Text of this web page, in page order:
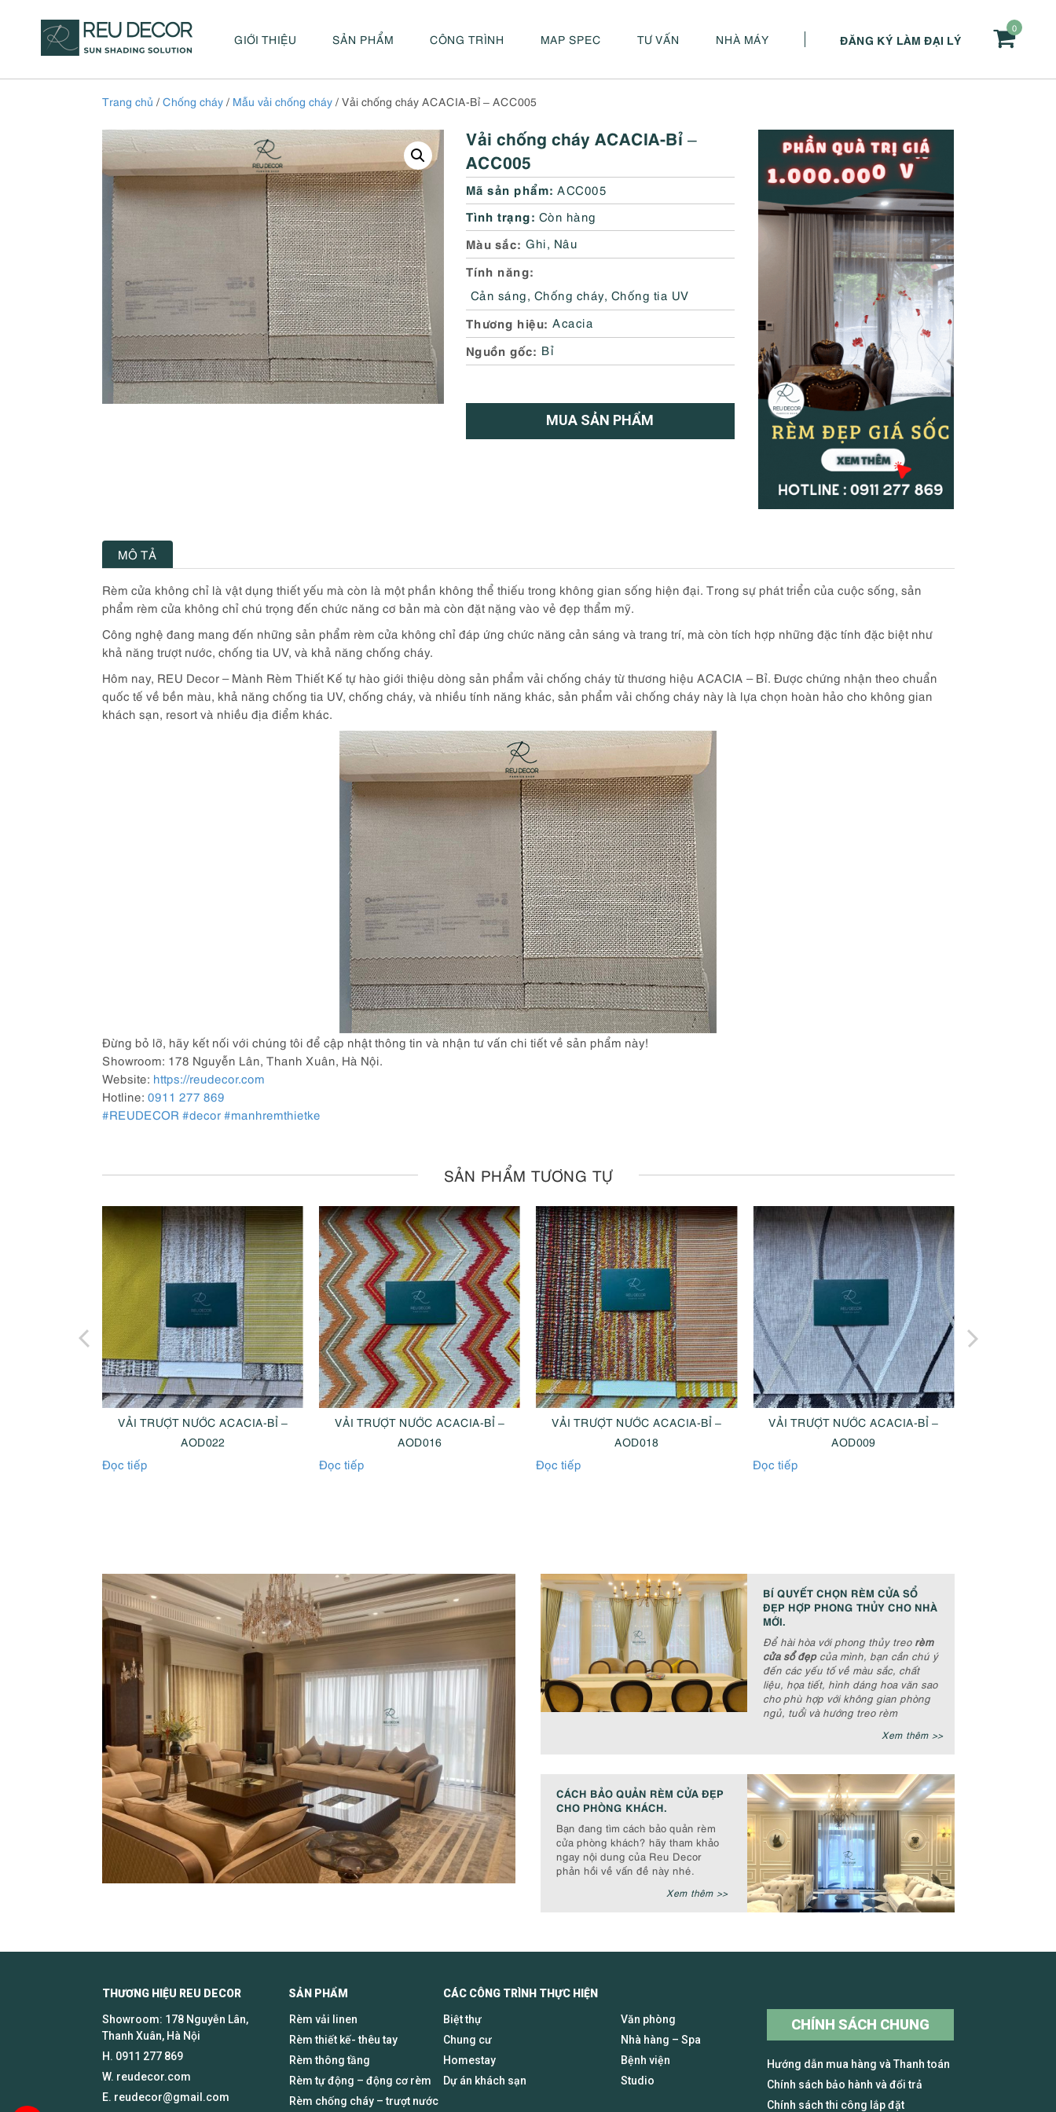
0
ĐĂNG KÝ LÀM ĐẠI LÝ
GIỚI THIỆU SẢN PHẨM CÔNG TRÌNH MAP SPEC TƯ VẤN NHÀ MÁY
Trang chủ / Chống cháy/ Mẫu vải chống cháy/ Vải chống cháy ACACIA-Bỉ – ACC005
Vải chống cháy ACACIA-Bỉ –
ACC005
Mã sản phẩm: ACC005
Tình trạng: Còn hàng
Màu sắc Ghi, Nâu
Tính năng
Cản sáng, Chống cháy, Chống tia UV
Thương hiệu Acacia
Nguồn gốc Bỉ
MUA SẢN PHẨM
MÔ TẢ
Rèm cửa không chỉ là vật dụng thiết yếu mà còn là một phần không thể thiếu trong không gian sống hiện đại. Trong sự phát triển của cuộc sống, sản
phẩm rèm cửa không chỉ chú trọng đến chức năng cơ bản mà còn đặt nặng vào vẻ đẹp thẩm mỹ.
Công nghệ đang mang đến những sản phẩm rèm cửa không chỉ đáp ứng chức năng cản sáng và trang trí, mà còn tích hợp những đặc tính đặc biệt như
khả năng trượt nước, chống tia UV, và khả năng chống cháy.
Hôm nay, REU Decor – Mành Rèm Thiết Kế tự hào giới thiệu dòng sản phẩm vải chống cháy từ thương hiệu ACACIA – Bỉ. Được chứng nhận theo chuẩn
quốc tế về bền màu, khả năng chống tia UV, chống cháy, và nhiều tính năng khác, sản phẩm vải chống cháy này là lựa chọn hoàn hảo cho không gian
khách sạn, resort và nhiều địa điểm khác.
Đừng bỏ lỡ, hãy kết nối với chúng tôi để cập nhật thông tin và nhận tư vấn chi tiết về sản phẩm này!
Showroom: 178 Nguyễn Lân, Thanh Xuân, Hà Nội.
Website: https://reudecor.com
Hotline: 0911 277 869
#REUDECOR #decor #manhremthietke
SẢN PHẨM TƯƠNG TỰ
VẢI TRƯỢT NƯỚC ACACIA-BỈ –
AOD022
Đọc tiếp
VẢI TRƯỢT NƯỚC ACACIA-BỈ –
AOD016
Đọc tiếp
VẢI TRƯỢT NƯỚC ACACIA-BỈ –
AOD018
Đọc tiếp
VẢI TRƯỢT NƯỚC ACACIA-BỈ –
AOD009
Đọc tiếp
BÍ QUYẾT CHỌN RÈM CỬA SỔ
ĐẸP HỢP PHONG THỦY CHO NHÀ
MỚI.
Để hài hòa với phong thủy treo rèm
cửa sổ đẹpcủa mình, bạn cần chú ý
đến các yếu tố về màu sắc, chất
liệu, họa tiết, hình dáng hoa văn sao
cho phù hợp với không gian phòng
ngủ, tuổi và hướng treo rèm
Xem thêm >>
CÁCH BẢO QUẢN RÈM CỬA ĐẸP
CHO PHÒNG KHÁCH.
Bạn đang tìm cách bảo quản rèm
cửa phòng khách? hãy tham khảo
ngay nội dung của Reu Decor
phản hồi về vấn đề này nhé.
Xem thêm >>
THƯƠNG HIỆU REU DECOR SẢN PHẨM
Showroom: 178 Nguyễn Lân,
Thanh Xuân, Hà Nội
H. 0911 277 869
W. reudecor.com
E. reudecor@gmail.com
Rèm vải linen
Rèm thiết kế- thêu tay
Rèm thông tầng
Rèm tự động – động cơ rèm
Rèm chống cháy – trượt nước
CÁC CÔNG TRÌNH THỰC HIỆN
Biệt thự
Chung cư
Homestay
Dự án khách sạn
Văn phòng
Nhà hàng – Spa
Bệnh viện
Studio
CHÍNH SÁCH CHUNG
Hướng dẫn mua hàng và Thanh toán
Chính sách bảo hành và đổi trả
Chính sách thi công lắp đặt